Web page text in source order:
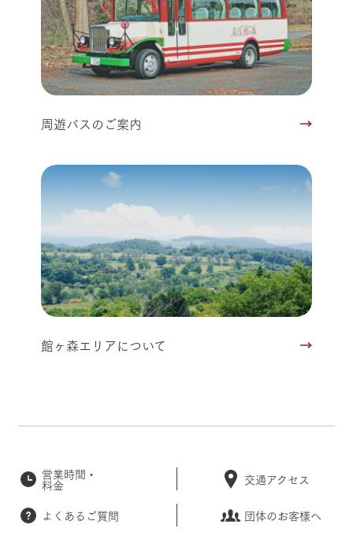
周遊バスのご案内
館ヶ森エリアについて
営業時間・
料金 交通アクセス
よくあるご質問
団体のお客様へ